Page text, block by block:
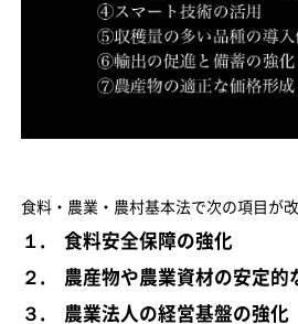
食料・農業・農村基本法で次の項目が
１. 食料安全保障の強化
２. 農産物や農業資材の安定的
３. 農業法人の経営基盤の強化